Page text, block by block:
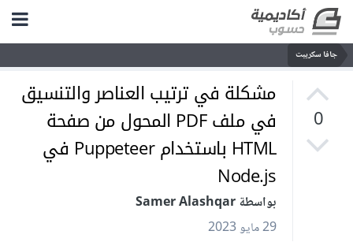
جافا سكريبت
0
مشكلة في ترتيب العناصر والتنسيق
في ملف PDF المحول من صفحة
HTML باستخدام Puppeteer في
Node.js
بواسطة Samer Alashqar
29 مايو 2023